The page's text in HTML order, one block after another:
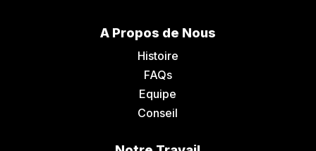
A Propos de Nous
Histoire
FAQs
Equipe
Conseil